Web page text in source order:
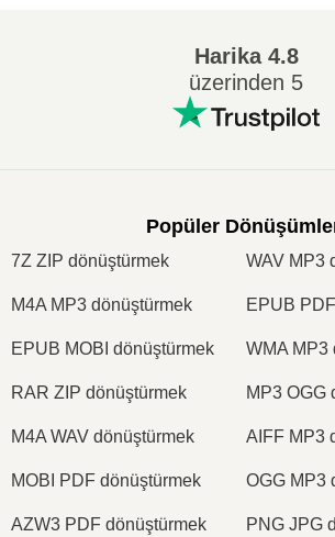
Harika4.8
üzerinden 5
Popüler
7Z ZIP dönüştürmek WAV MP3
M4A MP3 dönüştürmek EPUB
EPUB MOBI dönüştürmek WMA MP3
RAR ZIP dönüştürmek MP3 OGG
M4A WAV dönüştürmek AIFF MP3
MOBI PDF dönüştürmek OGG MP3
AZW3 PDF dönüştürmek PNG JPG